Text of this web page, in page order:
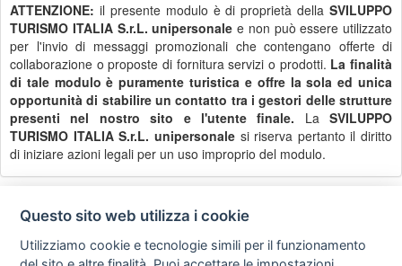
ATTENZIONE: il presente modulo è di proprietà della SVILUPPO
TURISMO ITALIA S.r.L. unipersonale e non può essere utilizzato
per l'invio di messaggi promozionali che contengano offerte di
collaborazione o proposte di fornitura servizi o prodotti. La finalità
di tale modulo è puramente turistica e offre la sola ed unica
opportunità di stabilire un contatto tra i gestori delle strutture
presenti nel nostro sito e l'utente finale. La SVILUPPO
TURISMO ITALIA S.r.L. unipersonalesi riserva pertanto il diritto
di iniziare azioni legali per un uso improprio del modulo.
Privacy
policy
Avviso
legale
Questo sito web utilizza i cookie
Utilizziamo cookie e tecnologie simili per il funzionamento